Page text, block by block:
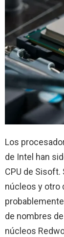
Los
de Intel han
CPU de Sisoft.
núcleos y otro
de nombres
núcleos